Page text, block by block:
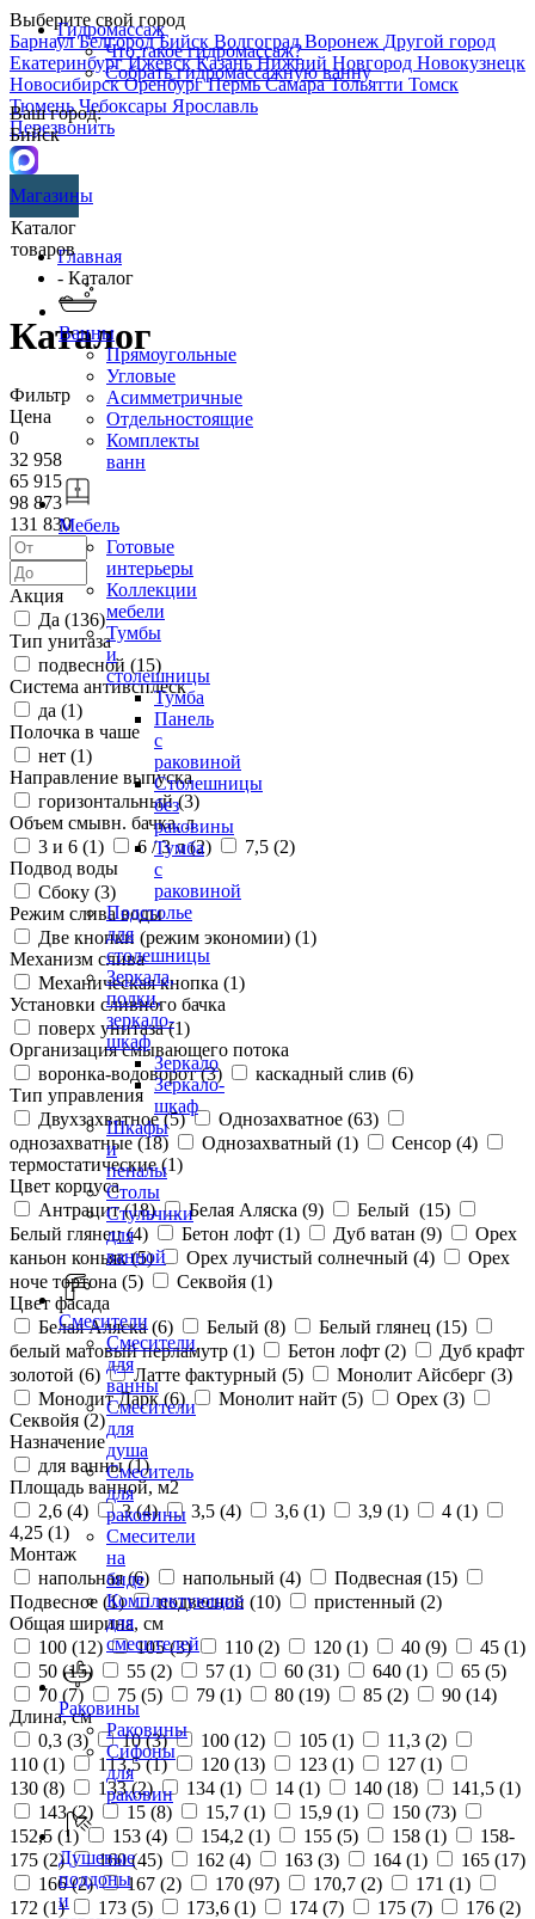
Выберите свой город
БарнаулБелгородБийск ВолгоградВоронеж Другой город
ЕкатеринбургИжевскКазаньНижний Новгород Новокузнецк
НовосибирскОренбургПермьСамараТольятти Томск
ТюменьЧебоксары Ярославль
Перезвонить
Гидромассаж
Что такое гидромассаж?
Собрать гидромассажную ванну
Ваш город:
Бийск
Магазины
Каталог
товаров
Ванны
Прямоугольные
Угловые
Асимметричные
Отдельностоящие
Комплекты
ванн
Мебель
Готовые
интерьеры
Коллекции
мебели
Тумбы
и
столешницы
Тумба
Панель
с
раковиной
Столешницы
без
раковины
Тумба
с
раковиной
Подстолье
для
столешницы
Зеркала,
полки,
зеркало-
шкаф
Зеркало
Зеркало-
шкаф
Шкафы
и
пеналы
Столы
Стульчики
для
ванной
Смесители
Смесители
для
ванны
Смесители
для
душа
Смеситель
для
раковины
Смесители
на
биде
Комплектующие
для
смесителей
Раковины
Раковины
Сифоны
для
раковин
Душевые
поддоны
и
Главная
- Каталог
Каталог
Фильтр
Цена
0
32 958
65 915
98 873
131 830
Акция
Да (136)
Тип унитаза
подвесной (15)
Система антивсплеск
да (1)
Полочка в чаше
нет (1)
Направление выпуска
горизонтальный (3)
Объем смывн. бачка, л
3 и 6 (1) 6 / 3 л (2) 7,5 (2)
Подвод воды
Сбоку (3)
Режим слива воды
Две кнопки (режим экономии) (1)
Механизм слива
Механическая кнопка (1)
Установки сливного бачка
поверх унитаза (1)
Организация смывающего потока
воронка-водоворот (3) каскадный слив (6)
Тип управления
Двухзахватное (5) Однозахватное (63)
однозахватные (18) Однозахватный (1) Сенсор (4)
термостатические (1)
Цвет корпуса
Антрацит (18) Белая Аляска (9) Белый (15)
Белый глянец (4) Бетон лофт (1) Дуб ватан (9)
Орех
каньон коньяк (5) Орех лучистый солнечный (4)
Орех
ноче тортона (5) Секвойя (1)
Цвет фасада
Белая Аляска (6) Белый (8) Белый глянец (15)
белый матовый перламутр (1) Бетон лофт (2)
Дуб крафт
золотой (6) Латте фактурный (5) Монолит Айсберг (3)
Монолит Дарк (6) Монолит найт (5) Орех (3)
Секвойя (2)
Назначение
для ванны (1)
Площадь ванной, м2
2,6 (4) 3 (4) 3,5 (4) 3,6 (1) 3,9 (1) 4 (1)
4,25 (1)
Монтаж
напольная (6) напольный (4) Подвесная (15)
Подвесное (1) подвесной (10) пристенный (2)
Общая ширина, см
100 (12) 105 (3) 110 (2) 120 (1) 40 (9) 45 (1)
50 (15) 55 (2) 57 (1) 60 (31) 640 (1) 65 (5)
70 (7) 75 (5) 79 (1) 80 (19) 85 (2) 90 (14)
Длина, см
0,3 (3) 10 (3) 100 (12) 105 (1) 11,3 (2)
110 (1) 113,5 (1) 120 (13) 123 (1) 127 (1)
130 (8) 133 (2) 134 (1) 14 (1) 140 (18) 141,5 (1)
143 (2) 15 (8) 15,7 (1) 15,9 (1) 150 (73)
152,5 (1) 153 (4) 154,2 (1) 155 (5) 158 (1)
158-
175 (2) 160 (45) 162 (4) 163 (3) 164 (1) 165 (17)
166 (2) 167 (2) 170 (97) 170,7 (2) 171 (1)
172 (1) 173 (5) 173,6 (1) 174 (7) 175 (7) 176 (2)